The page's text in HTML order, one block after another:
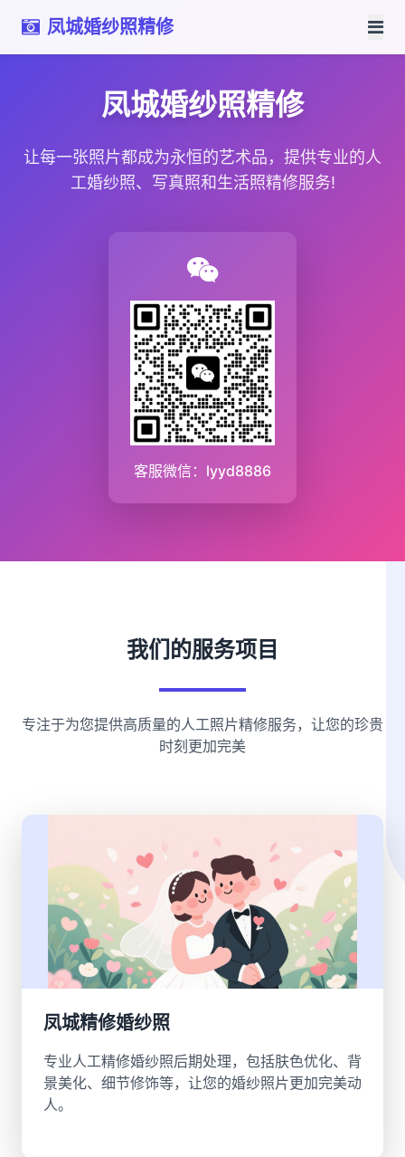
凤城婚纱照精修
凤城婚纱照精修
让每一张照片都成为永恒的艺术品，提供专业的人
工婚纱照、写真照和生活照精修服务!
客服微信：lyyd8886
我们的服务项目
专注于为您提供高质量的人工照片精修服务，让您的珍贵
时刻更加完美
凤城精修婚纱照
专业人工精修婚纱照后期处理，包括肤色优化、背
景美化、细节修饰等，让您的婚纱照片更加完美动
人。